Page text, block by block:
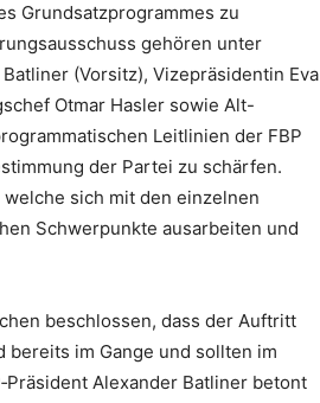
Grundsatzprogrammes zu
gehören unter
(Vorsitz), Vizepräsidentin Eva
Otmar Hasler sowie Alt-
Leitlinien der FBP
der Partei zu schärfen.
sich mit den einzelnen
Schwerpunkte ausarbeiten und
beschlossen, dass der Auftritt
im Gange und sollten im
Alexander Batliner betont